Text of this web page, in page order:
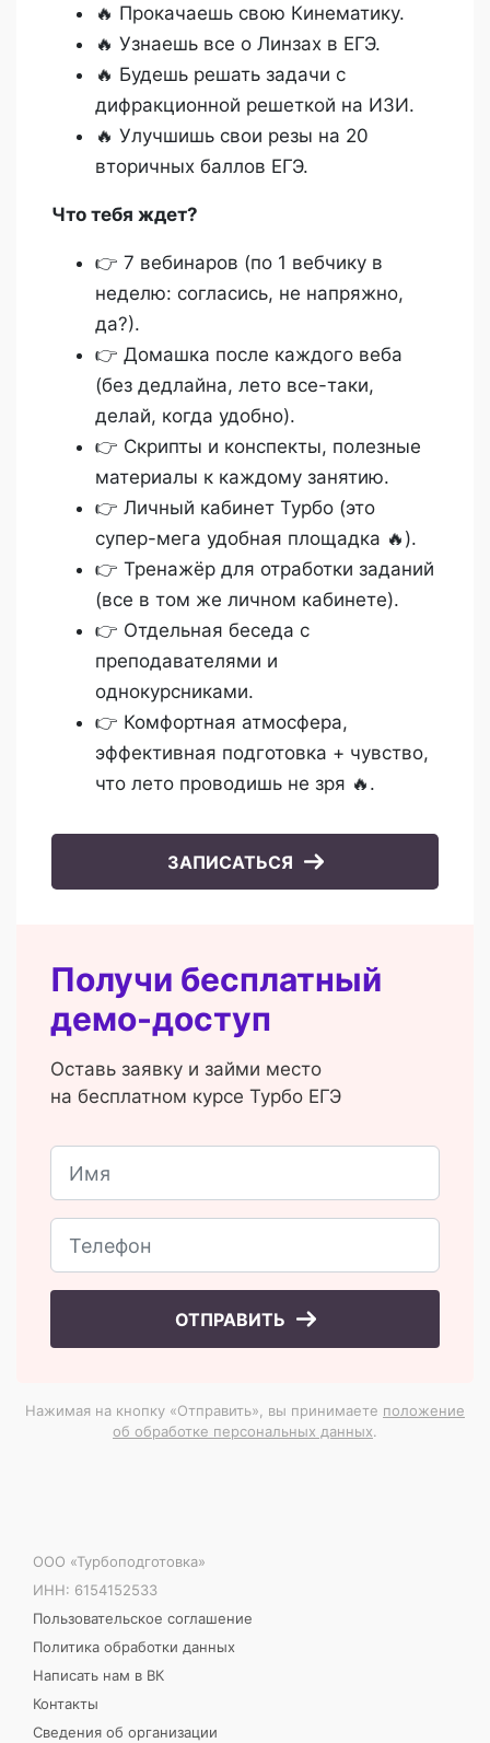
🔥 Прокачаешь свою Кинематику.
🔥 Узнаешь все о Линзах в ЕГЭ.
🔥 Будешь решать задачи с
дифракционной решеткой на ИЗИ.
🔥 Улучшишь свои резы на 20
вторичных баллов ЕГЭ.
Что тебя ждет?
👉 7 вебинаров (по 1 вебчику в
неделю: согласись, не напряжно,
да?).
👉 Домашка после каждого веба
(без дедлайна, лето все-таки,
делай, когда удобно).
👉 Скрипты и конспекты, полезные
материалы к каждому занятию.
👉 Личный кабинет Турбо (это
супер-мега удобная площадка 🔥).
👉 Тренажёр для отработки заданий
(все в том же личном кабинете).
👉 Отдельная беседа с
преподавателями и
однокурсниками.
👉 Комфортная атмосфера,
эффективная подготовка + чувство,
что лето проводишь не зря 🔥.
ЗАПИСАТЬСЯ
Получи бесплатный
демо-доступ
Оставь заявку и займи место
на бесплатном курсе Турбо ЕГЭ
ОТПРАВИТЬ
Нажимая на кнопку «Отправить», вы принимаете положение
об обработке персональных данных.
ООО «Турбоподготовка»
ИНН: 6154152533
Пользовательское соглашение
Политика обработки данных
Написать нам в ВК
Контакты
Сведения об организации